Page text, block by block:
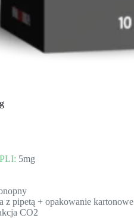
5mg
z pipetą + opakowanie kartonowe
CO2